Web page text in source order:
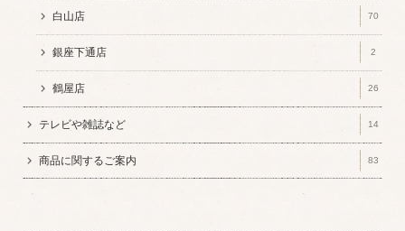
白山店 70
銀座下通店 2
鶴屋店 26
テレビや雑誌など 14
商品に関するご案内 83